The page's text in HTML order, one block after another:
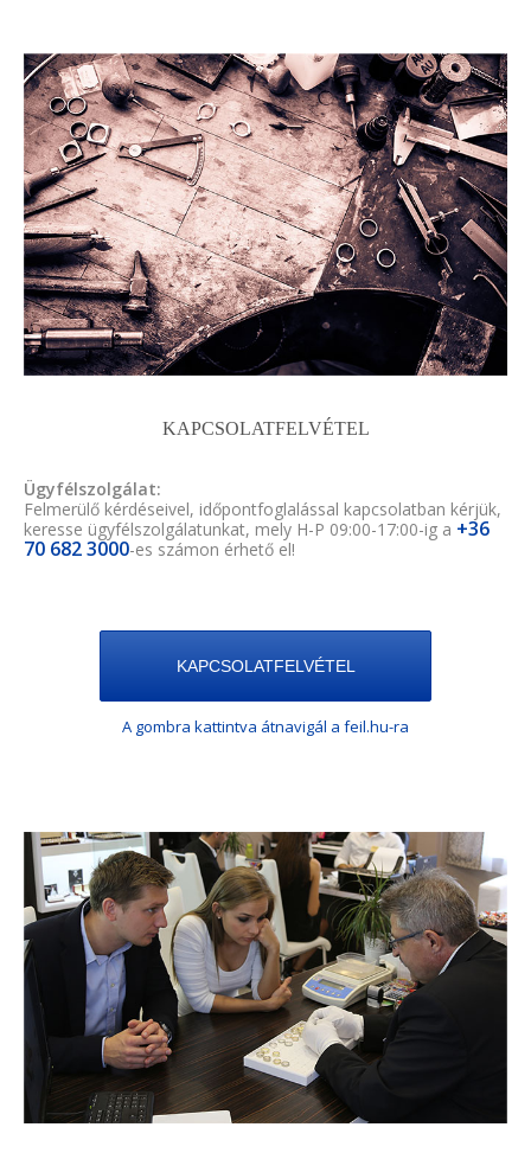
KAPCSOLATFELVÉTEL
Ügyfélszolgálat:
Felmerülő kérdéseivel, időpontfoglalással kapcsolatban kérjük,
keresse ügyfélszolgálatunkat, mely H-P 09:00-17:00-ig a +36
70 682 3000-es számon érhető el!
KAPCSOLATFELVÉTEL
A gombra kattintva átnavigál a feil.hu-ra